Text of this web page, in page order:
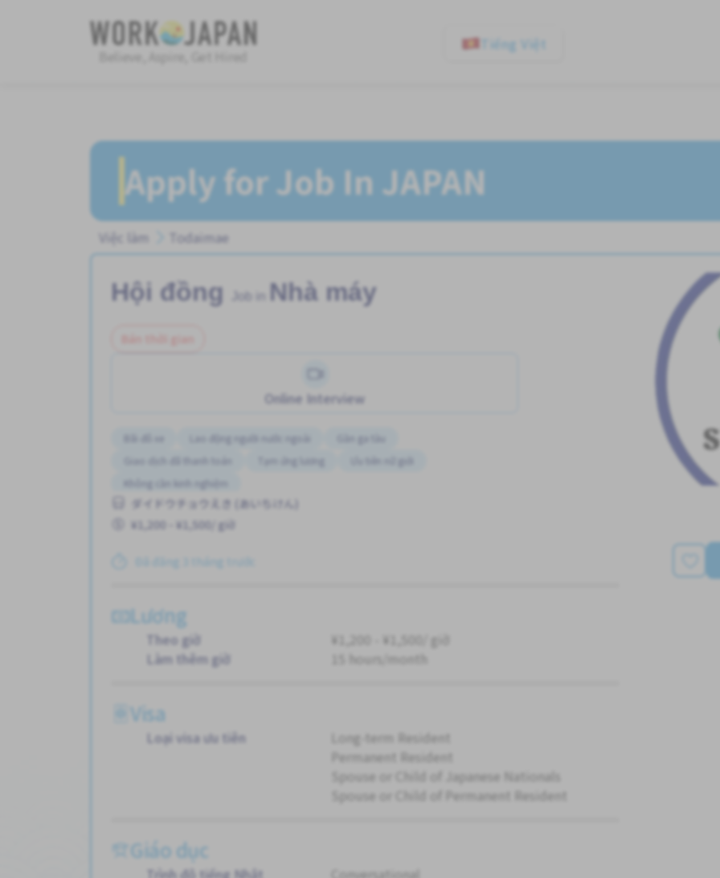
Believe, Aspire, Get Hired
Tiếng Việt
Apply for Job In JAPAN
Việc làm Todaimae
Hội đồng Nhà máy
Online Interview
Lao động người nước ngoài
Gần ga tàu
Giao dịch đã thanh toán
Tạm ứng lương
Ưu tiên nữ giới
Không cần kinh nghiệm
ダイドウチョウえき (あいちけん)
¥1,200 - ¥1,500/ giờ
Đã đăng 3 tháng trước
Lương
Theo giờ
¥1,200 - ¥1,500/ giờ
Làm thêm giờ
15 hours/month
Visa
Loại visa ưu tiên
Long-term Resident
Permanent Resident
Spouse or Child of Japanese Nationals
Spouse or Child of Permanent Resident
Giáo dục